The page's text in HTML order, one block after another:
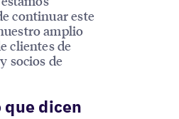
continuar este
amplio
clientes de
socios de
que dicen